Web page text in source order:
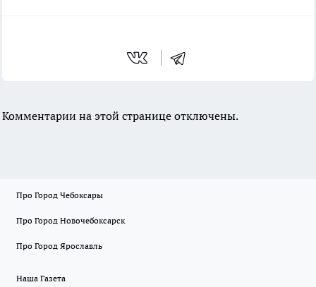
Комментарии на этой странице отключены.
Про Город Чебоксары
Про Город Новочебоксарск
Про Город Ярославль
Наша Газета